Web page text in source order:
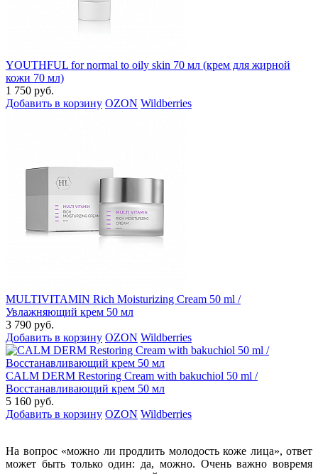
YOUTHFUL for normal to oily skin 70 мл (крем для жирной
кожи 70 мл)
1 750 руб.
Добавить в корзину OZON Wildberries
MULTIVITAMIN Rich Moisturizing Cream 50 ml /
Увлажняющий крем 50 мл
3 790 руб.
Добавить в корзину OZON Wildberries
CALM DERM Restoring Cream with bakuchiol 50 ml /
Восстанавливающий крем 50 мл
5 160 руб.
Добавить в корзину OZON Wildberries
На вопрос «можно ли продлить молодость коже лица», ответ
может быть только один: да, можно. Очень важно вовремя